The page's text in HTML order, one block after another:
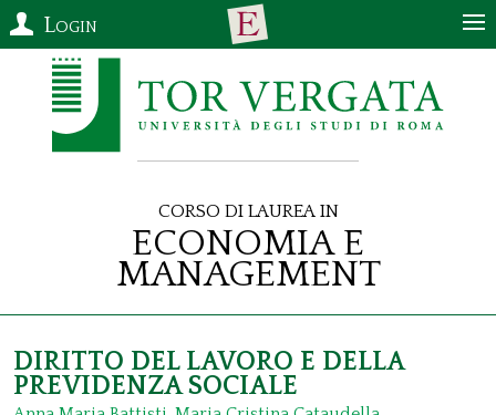
Login
Corso di Laurea in
Economia e
Management
DIRITTO DEL LAVORO E DELLA
PREVIDENZA SOCIALE